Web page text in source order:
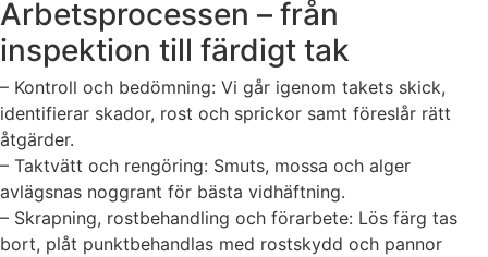
Arbetsprocessen – från
inspektion till färdigt tak
– Kontroll och bedömning: Vi går igenom takets skick,
identifierar skador, rost och sprickor samt föreslår rätt
åtgärder.
– Taktvätt och rengöring: Smuts, mossa och alger
avlägsnas noggrant för bästa vidhäftning.
– Skrapning, rostbehandling och förarbete: Lös färg tas
bort, plåt punktbehandlas med rostskydd och pannor